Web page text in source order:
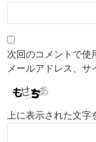
次回のコメントで使
メールアドレス、サ
上に表示された文字